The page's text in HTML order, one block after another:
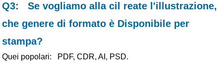
Q3:Se vogliamo alla cil reate l'illustrazione,
che genere di formato è Disponibile per
stampa?
Quei popolari: PDF, CDR, AI, PSD.